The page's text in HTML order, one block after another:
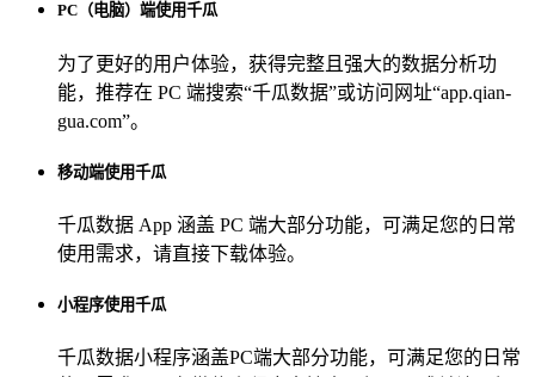
PC（电脑）端使用千瓜
为了更好的用户体验，获得完整且强大的数据分析功
能，推荐在 PC 端搜索“千瓜数据”或访问网址“app.qian-
gua.com”。
移动端使用千瓜
千瓜数据 App 涵盖 PC 端大部分功能，可满足您的日常
使用需求，请直接下载体验。
小程序使用千瓜
千瓜数据小程序涵盖PC端大部分功能，可满足您的日常